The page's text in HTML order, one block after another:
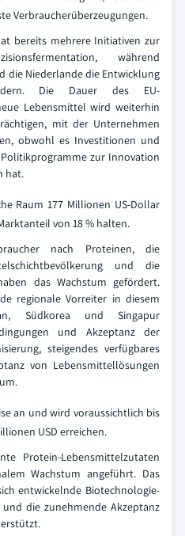
Verbraucherüberzeugungen.
bereits mehrere Initiativen zur
während
die Niederlande die Entwicklung
Die Dauer des EU-
Lebensmittel wird weiterhin
mit der Unternehmen
obwohl es Investitionen und
zur Innovation
hat.
Raum 177 Millionen US-Dollar
von 18 % halten.
nach Proteinen, die
und die
das Wachstum gefördert.
regionale Vorreiter in diesem
Südkorea und Singapur
und Akzeptanz der
steigendes verfügbares
von Lebensmittellösungen
an und wird voraussichtlich bis
USD erreichen.
Protein-Lebensmittelzutaten
Wachstum angeführt. Das
entwickelnde Biotechnologie-
die zunehmende Akzeptanz